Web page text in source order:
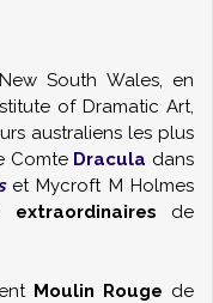
South Wales, en
of Dramatic Art,
australiens les plus
Comte Dracula dans
et Mycroft M Holmes
de
Moulin Rouge de